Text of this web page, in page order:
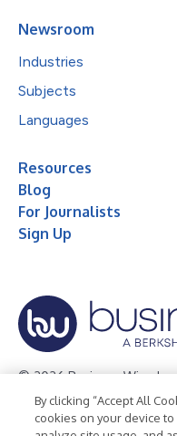
Newsroom
Industries
Subjects
Languages
Resources
Blog
For Journalists
Sign Up
© 2026 Business Wire, Inc.
Privacy Policy Cookie
By clicking “Accept All
cookies on your device